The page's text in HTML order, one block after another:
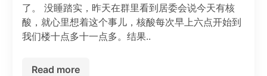
了。 没睡踏实，昨天在群里看到居委会说今天有核
酸，就心里想着这个事儿，核酸每次早上六点开始到
我们楼十点多十一点多。结果..
Read more